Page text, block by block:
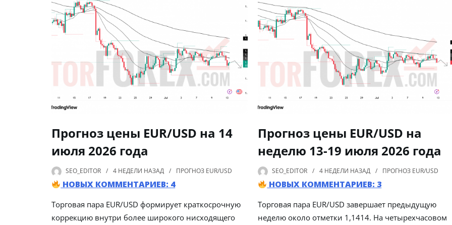
Прогноз цены EUR/USD на 14
июля 2026 года
SEO_EDITOR 4 НЕДЕЛИ НАЗАД ПРОГНОЗ EUR/USD
НОВЫХ КОММЕНТАРИЕВ: 4
Торговая пара EUR/USD формирует краткосрочную
коррекцию внутри более широкого нисходящего
Прогноз цены EUR/USD на
неделю 13-19 июля 2026 года
SEO_EDITOR 4 НЕДЕЛИ НАЗАД ПРОГНОЗ EUR/USD
НОВЫХ КОММЕНТАРИЕВ: 3
Торговая пара EUR/USD завершает предыдущую
неделю около отметки 1,1414. На четырехчасовом